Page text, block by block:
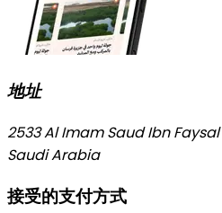
地址
2533 Al Imam Saud Ibn Faysal
Saudi Arabia
接受的支付方式